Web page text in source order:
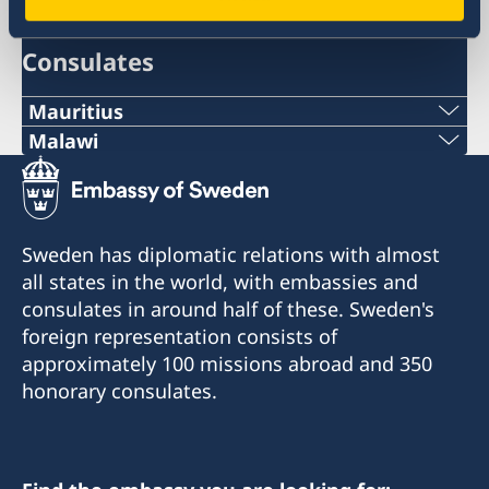
Consulates
Mauritius
Honorary Consulate of Sweden
C/O Taylor Smith & Co Ltd
Aqualia Building, Old Quay D. Road
Tel:+230 2063333
Fax: +230 2402884
Mail: swedishconsulate@taylorsmith.mu
Malawi
Sweden does not have a representation in
Malawi at the moment because the role as
Honorary Consul is currently vacant.
Contact information to the Honorary Consulate
will be published when the recruitment process
is finished.
For questions regarding Malawi, please contact
Sweden has diplomatic relations with almost
all states in the world, with embassies and
consulates in around half of these. Sweden's
foreign representation consists of
approximately 100 missions abroad and 350
honorary consulates.